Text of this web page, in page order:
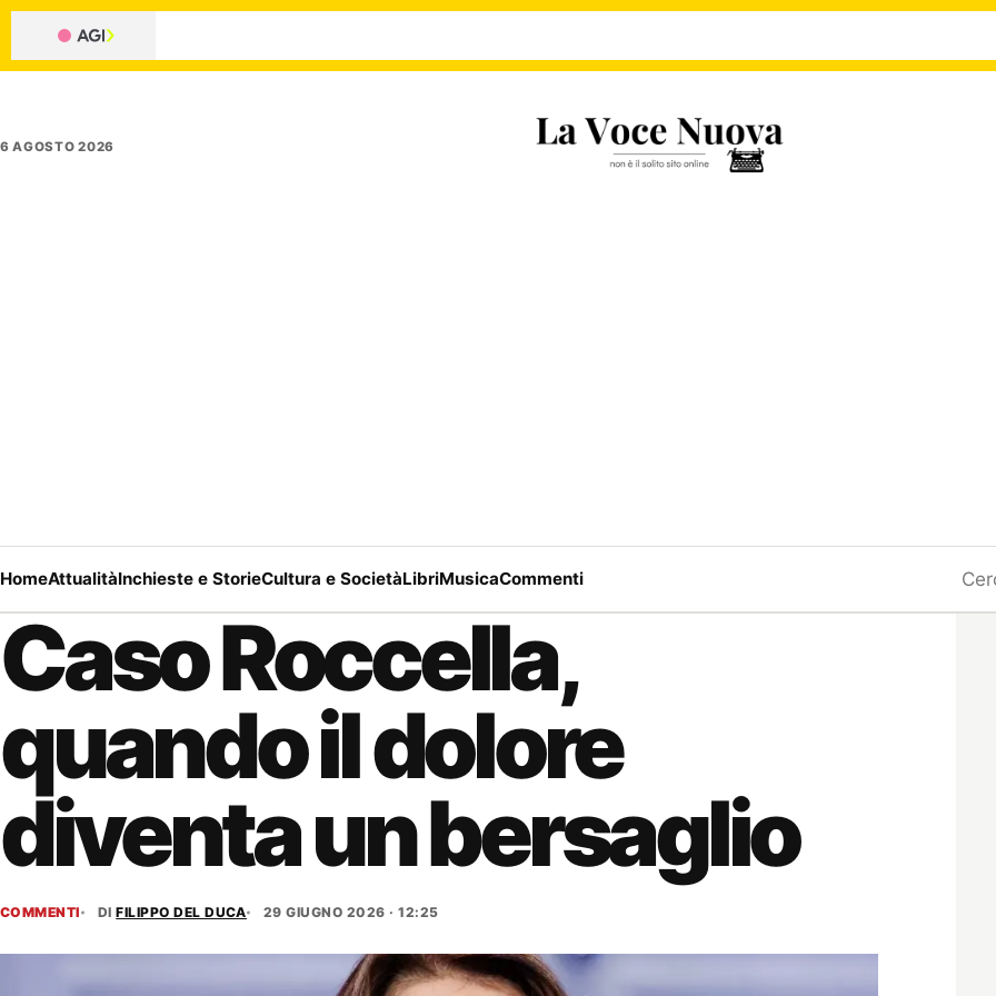
6 AGOSTO 2026
HomeAttualitàInchieste e StorieCultura e SocietàLibriMusicaCommenti
Caso Roccella,
quando il dolore
diventa un bersaglio
COMMENTI DIFILIPPO DEL DUCA 29 GIUGNO 2026 · 12:25